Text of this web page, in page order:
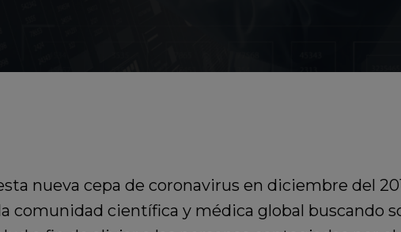
nueva cepa de coronavirus en diciembre del
comunidad científica y médica global buscando